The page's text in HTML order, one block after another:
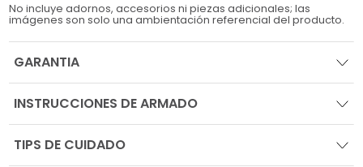
No incluye adornos, accesorios ni piezas adicionales; las
imágenes son solo una ambientación referencial del producto.
GARANTIA
INSTRUCCIONES DE ARMADO
TIPS DE CUIDADO